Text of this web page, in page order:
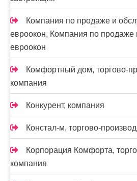
Компания по продаже и
евроокон, Компания по
евроокон
Комфортный дом, торгово-
компания
Конкурент, компания
Констал-м, торгово-
Корпорация Комфорта,
компания